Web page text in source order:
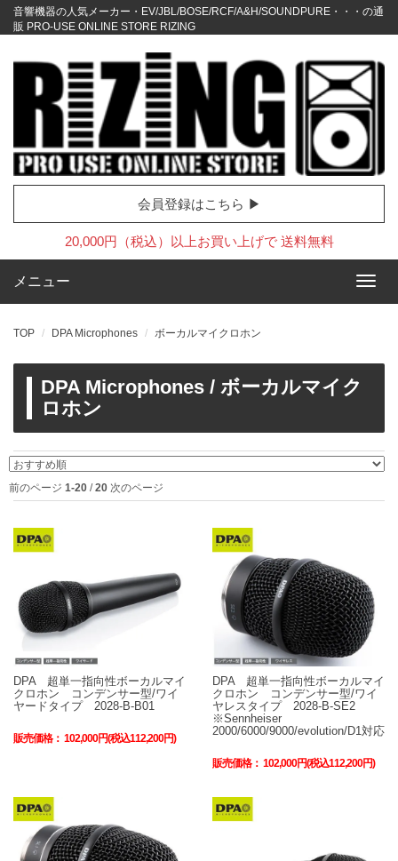
音響機器の人気メーカー・EV/JBL/BOSE/RCF/A&H/SOUNDPURE・・・の通
販 PRO-USE ONLINE STORE RIZING
会員登録はこちら ▶
20,000円（税込）以上お買い上げで 送料無料
メニュー
TOP DPA Microphones ボーカルマイクロホン
DPA Microphones / ボーカルマイク
ロホン
前のページ 1-20 /20 次のページ
DPA 超単一指向性ボーカルマイ
クロホン コンデンサー型/ワイ
ヤードタイプ 2028-B-B01
販売価格： 102,000円(税込112,200円)
DPA 超単一指向性ボーカルマイ
クロホン コンデンサー型/ワイ
ヤレスタイプ 2028-B-SE2
※Sennheiser
2000/6000/9000/evolution/D1対応
販売価格： 102,000円(税込112,200円)